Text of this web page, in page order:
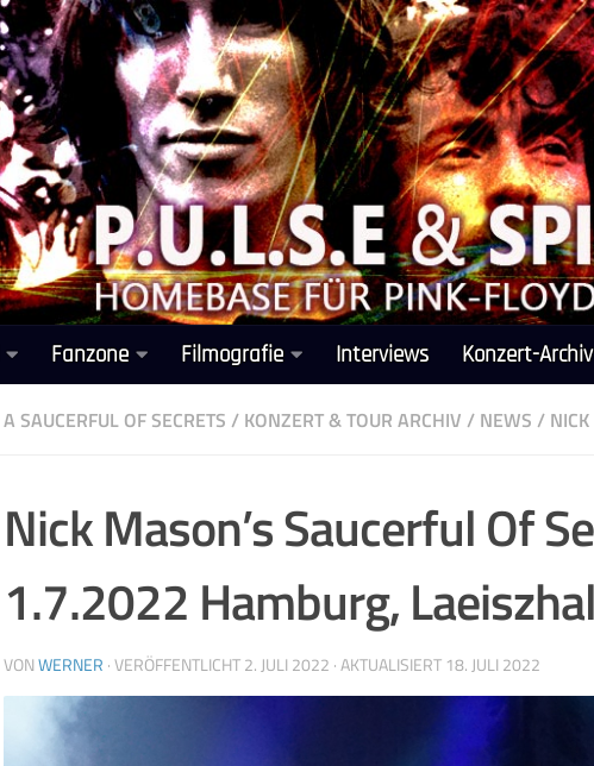
Fanzone Filmografie Interviews Konzert-Archiv
A SAUCERFUL OF SECRETS / KONZERT & TOUR ARCHIV / NEWS /
Nick Mason’s Saucerful Of
1.7.2022 Hamburg,
VONWERNER · VERÖFFENTLICHT2. JULI 2022 · AKTUALISIERT 18. JULI 2022